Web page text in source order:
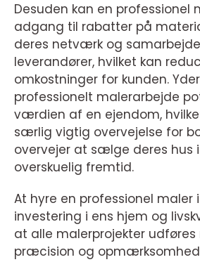
Desuden kan en professionel
adgang til rabatter på
deres netværk og
leverandører, hvilket kan
omkostninger for kunden.
professionelt malerarbejde
værdien af en ejendom,
særlig vigtig overvejelse for
overvejer at sælge deres hus
overskuelig fremtid.
At hyre en professionel maler
investering i ens hjem og
at alle malerprojekter udføres
præcision og